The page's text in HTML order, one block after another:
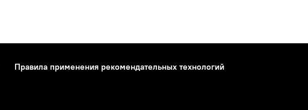
Правила применения рекомендательных технологий